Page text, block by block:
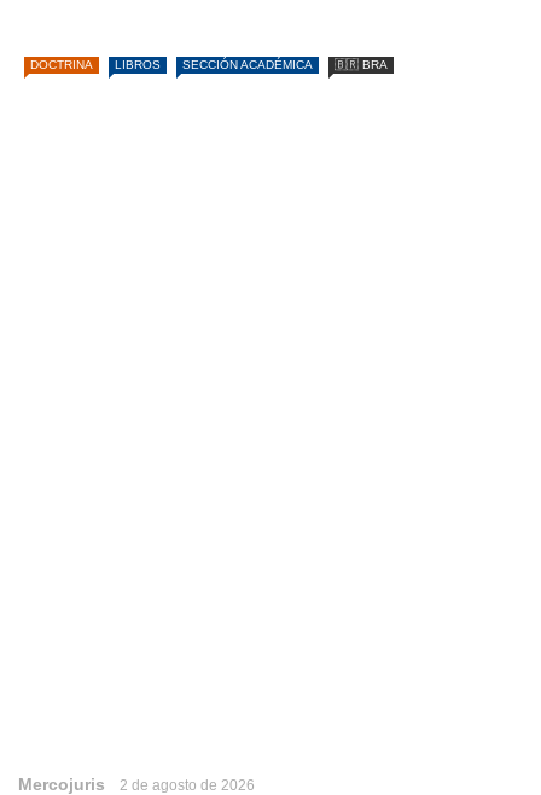
DOCTRINA LIBROS SECCIÓN ACADÉMICA 🇧🇷 BRA
Mercojuris 2 de agosto de 2026